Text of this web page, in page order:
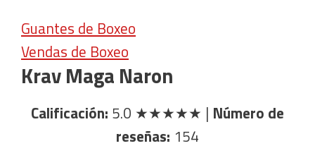
Guantes de Boxeo
Vendas de Boxeo
Krav Maga Naron
Calificación: 5.0 ★★★★★ | Número de
reseñas: 154